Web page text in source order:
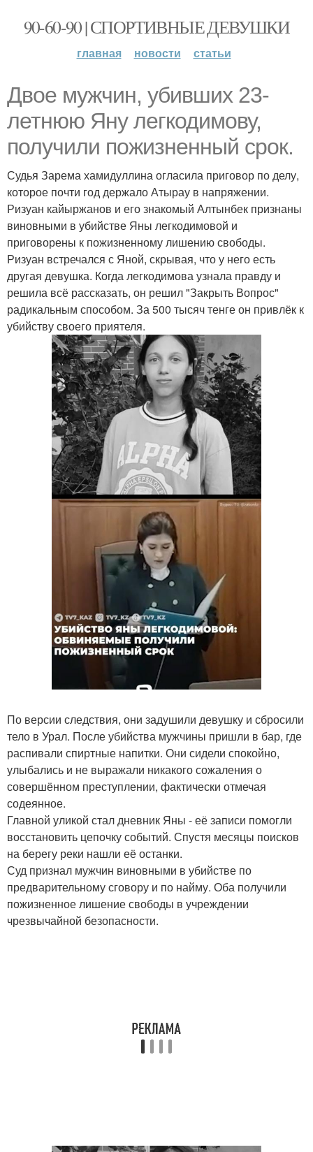
90-60-90 | СПОРТИВНЫЕ ДЕВУШКИ
главная новости статьи
Двое мужчин, убивших 23-
летнюю Яну легкодимову,
получили пожизненный срок.
Судья Зарема хамидуллина огласила приговор по делу,
которое почти год держало Атырау в напряжении.
Ризуан кайыржанов и его знакомый Алтынбек признаны
виновными в убийстве Яны легкодимовой и
приговорены к пожизненному лишению свободы.
Ризуан встречался с Яной, скрывая, что у него есть
другая девушка. Когда легкодимова узнала правду и
решила всё рассказать, он решил "Закрыть Вопрос"
радикальным способом. За 500 тысяч тенге он привлёк к
убийству своего приятеля.
По версии следствия, они задушили девушку и сбросили
тело в Урал. После убийства мужчины пришли в бар, где
распивали спиртные напитки. Они сидели спокойно,
улыбались и не выражали никакого сожаления о
совершённом преступлении, фактически отмечая
содеянное.
Главной уликой стал дневник Яны - её записи помогли
восстановить цепочку событий. Спустя месяцы поисков
на берегу реки нашли её останки.
Суд признал мужчин виновными в убийстве по
предварительному сговору и по найму. Оба получили
пожизненное лишение свободы в учреждении
чрезвычайной безопасности.